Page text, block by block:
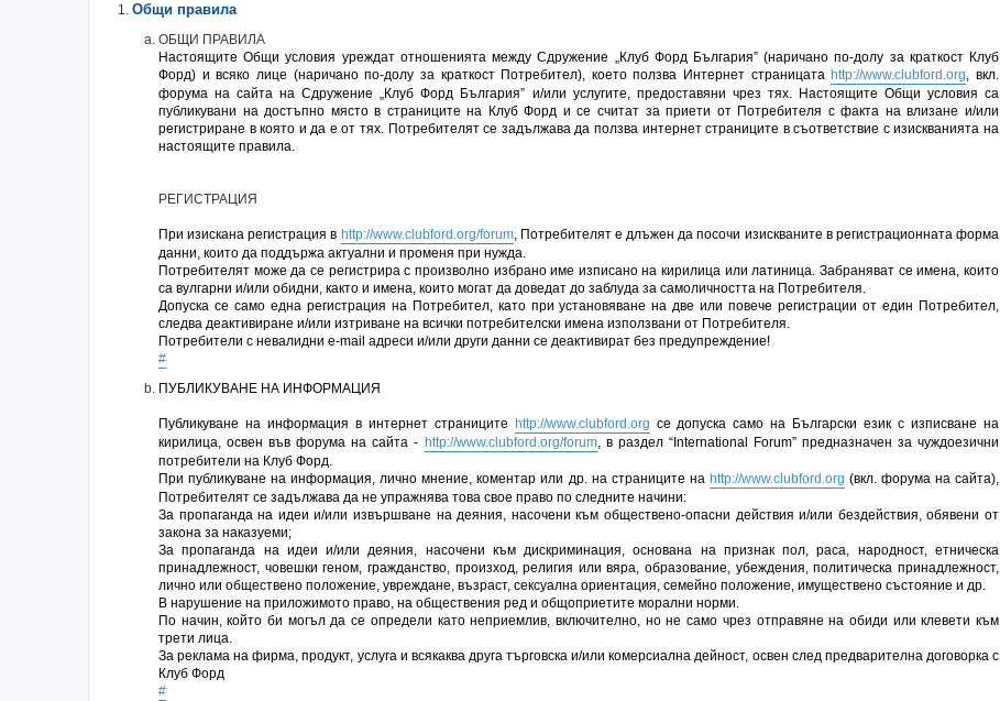
Общи правила
ОБЩИ ПРАВИЛА
Настоящите Общи условия уреждат отношенията между Сдружение „Клуб Форд България” (наричано по-долу за краткост Клуб
Форд) и всяко лице (наричано по-долу за краткост Потребител), което ползва Интернет страницата http://www.clubford.org, вкл.
форума на сайта на Сдружение „Клуб Форд България” и/или услугите, предоставяни чрез тях. Настоящите Общи условия са
публикувани на достъпно място в страниците на Клуб Форд и се считат за приети от Потребителя с факта на влизане и/или
регистриране в която и да е от тях. Потребителят се задължава да ползва интернет страниците в съответствие с изискванията на
настоящите правила.
РЕГИСТРАЦИЯ
При изискана регистрация в http://www.clubford.org/forum, Потребителят е длъжен да посочи изискваните в регистрационната форма
данни, които да поддържа актуални и променя при нужда.
Потребителят може да се регистрира с произволно избрано име изписано на кирилица или латиница. Забраняват се имена, които
са вулгарни и/или обидни, както и имена, които могат да доведат до заблуда за самоличността на Потребителя.
Допуска се само една регистрация на Потребител, като при установяване на две или повече регистрации от един Потребител,
следва деактивиране и/или изтриване на всички потребителски имена използвани от Потребителя.
Потребители с невалидни e-mail адреси и/или други данни се деактивират без предупреждение!
#
ПУБЛИКУВАНЕ НА ИНФОРМАЦИЯ
Публикуване на информация в интернет страниците http://www.clubford.org се допуска само на Български език с изписване на
кирилица, освен във форума на сайта - http://www.clubford.org/forum, в раздел “International Forum” предназначен за чуждоезични
потребители на Клуб Форд.
При публикуване на информация, лично мнение, коментар или др. на страниците на http://www.clubford.org (вкл. форума на сайта),
Потребителят се задължава да не упражнява това свое право по следните начини:
За пропаганда на идеи и/или извършване на деяния, насочени към обществено-опасни действия и/или бездействия, обявени от
закона за наказуеми;
За пропаганда на идеи и/или деяния, насочени към дискриминация, основана на признак пол, раса, народност, етническа
принадлежност, човешки геном, гражданство, произход, религия или вяра, образование, убеждения, политическа принадлежност,
лично или обществено положение, увреждане, възраст, сексуална ориентация, семейно положение, имуществено състояние и др.
В нарушение на приложимото право, на обществения ред и общоприетите морални норми.
По начин, който би могъл да се определи като неприемлив, включително, но не само чрез отправяне на обиди или клевети към
трети лица.
За реклама на фирма, продукт, услуга и всякаква друга търговска и/или комерсиална дейност, освен след предварителна договорка с
Клуб Форд
#